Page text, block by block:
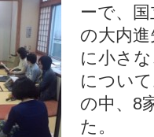
ーで、
の大内
に小さ
につい
の中、8
た。